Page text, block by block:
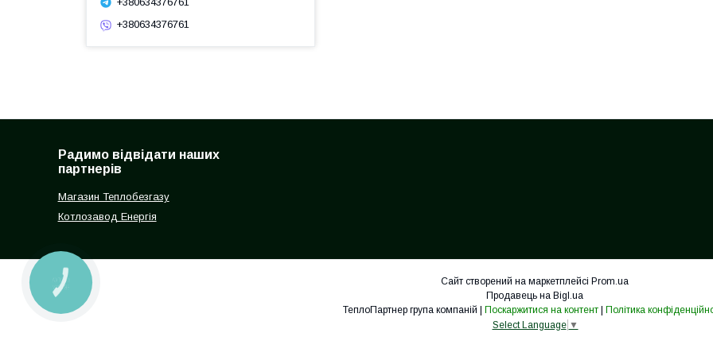
+380634376761
Радимо відвідати наших
партнерів
Магазин Теплобезгазу
Котлозавод Енергія
Сайт створений на маркетплейсі Prom.ua
Продавець на Bigl.ua
Поскаржитися на контент
Політика
Select Language ▼
КНОПКА
ЗВ'ЯЗКУ